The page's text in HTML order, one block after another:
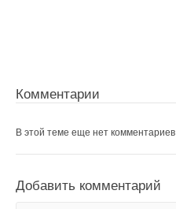
Комментарии
В этой теме еще нет комментариев
Добавить комментарий